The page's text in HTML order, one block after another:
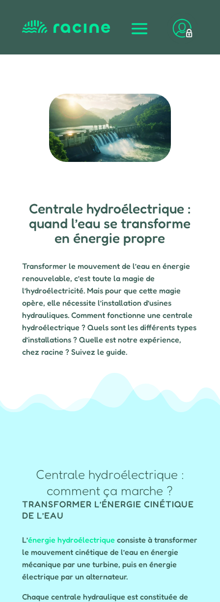
Centrale hydroélectrique :
quand l’eau se transforme
en énergie propre
Transformer le mouvement de l’eau en énergie
renouvelable, c’est toute la magie de
l’hydroélectricité. Mais pour que cette magie
opère, elle nécessite l’installation d’usines
hydrauliques. Comment fonctionne une centrale
hydroélectrique ? Quels sont les différents types
d’installations ? Quelle est notre expérience,
chez racine ? Suivez le guide.
Centrale hydroélectrique :
comment ça marche ?
TRANSFORMER L’ÉNERGIE CINÉTIQUE
DE L’EAU
L’énergie hydroélectrique consiste à transformer
le mouvement cinétique de l’eau en énergie
mécanique par une turbine, puis en énergie
électrique par un alternateur.
Chaque centrale hydraulique est constituée de